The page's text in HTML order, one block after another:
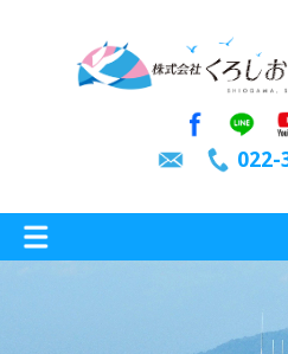
022-